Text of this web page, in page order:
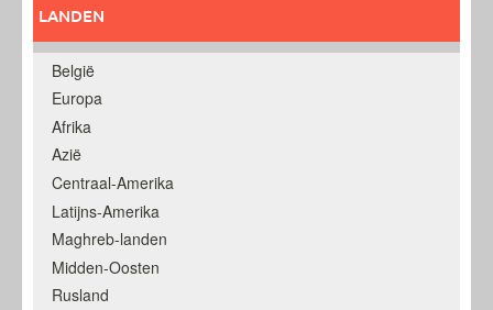
LANDEN
België
Europa
Afrika
Azië
Centraal-Amerika
Latijns-Amerika
Maghreb-landen
Midden-Oosten
Rusland